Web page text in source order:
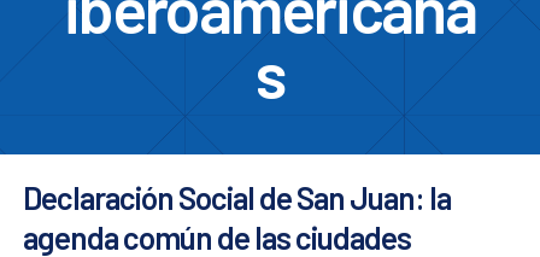
s
Declaración Social de San Juan: la
agenda común de las ciudades